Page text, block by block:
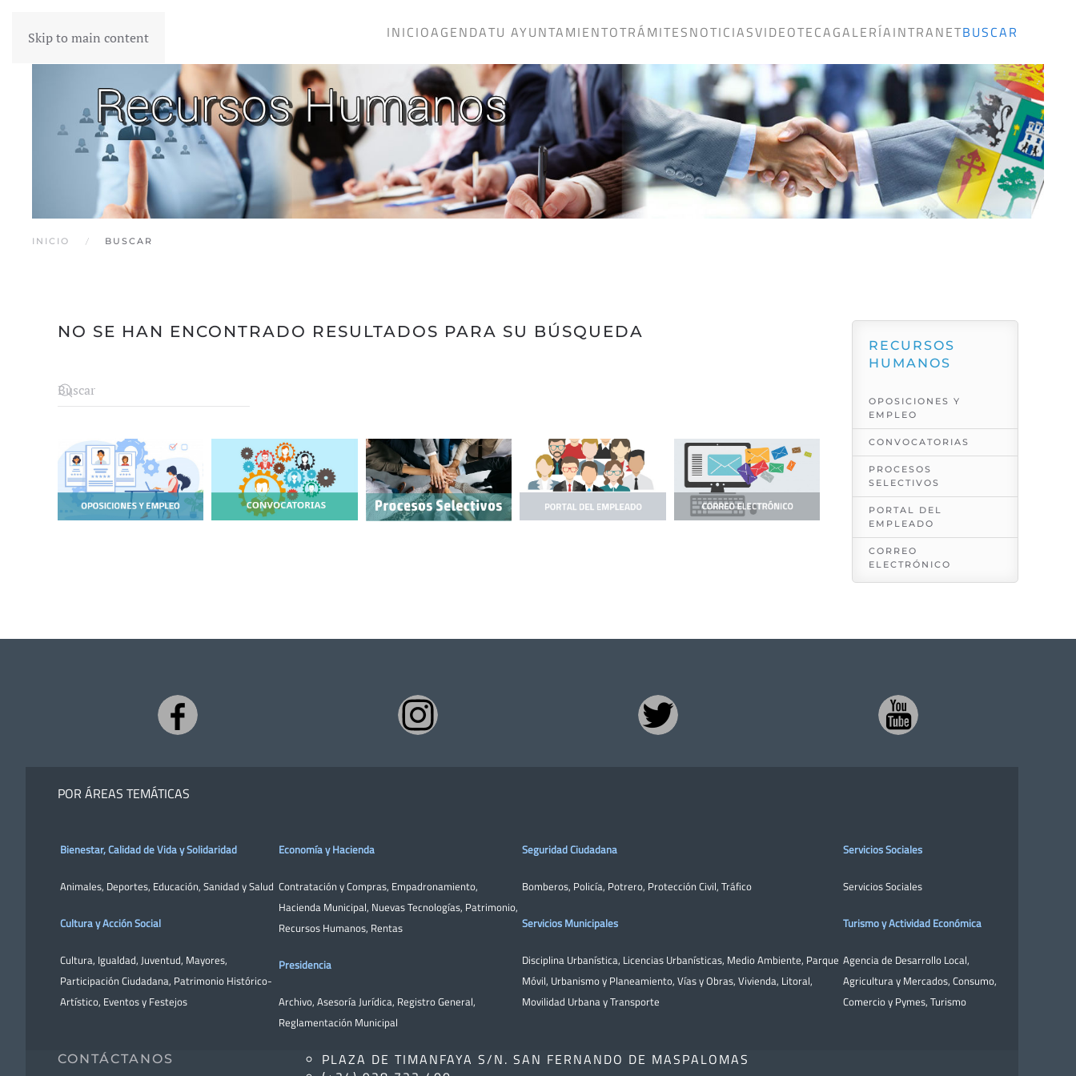
Skip to main content INICIOAGENDATU AYUNTAMIENTOTRÁMITESNOTICIASVIDEOTECAGALERÍAINTRANETBUSCAR
INICIO BUSCAR
NO SE HAN ENCONTRADO RESULTADOS PARA SU BÚSQUEDA
RECURSOS
HUMANOS
OPOSICIONES Y
EMPLEO
CONVOCATORIAS
PROCESOS
SELECTIVOS
PORTAL DEL
EMPLEADO
CORREO
ELECTRÓNICO
POR ÁREAS TEMÁTICAS
Bienestar, Calidad de Vida y Solidaridad
Animales, Deportes, Educación, Sanidad y Salud
Cultura y Acción Social
Cultura, Igualdad, Juventud, Mayores,
Participación Ciudadana, Patrimonio Histórico-
Artístico, Eventos y Festejos
Economía y Hacienda
Contratación y Compras, Empadronamiento,
Hacienda Municipal, Nuevas Tecnologías, Patrimonio,
Recursos Humanos, Rentas
Presidencia
Archivo, Asesoría Jurídica, Registro General,
Reglamentación Municipal
Seguridad Ciudadana
Bomberos, Policía, Potrero, Protección Civil, Tráfico
Servicios Municipales
Disciplina Urbanística, Licencias Urbanísticas, Medio Ambiente, Parque
Móvil, Urbanismo y Planeamiento, Vías y Obras, Vivienda, Litoral,
Movilidad Urbana y Transporte
Servicios Sociales
Servicios Sociales
Turismo y Actividad Económica
Agencia de Desarrollo Local,
Agricultura y Mercados, Consumo,
Comercio y Pymes, Turismo
CONTÁCTANOS
PLAZA DE TIMANFAYA S/N. SAN FERNANDO DE MASPALOMAS